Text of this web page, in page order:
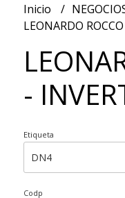
Inicio
LEONARDO
-
Etiqueta
Codp